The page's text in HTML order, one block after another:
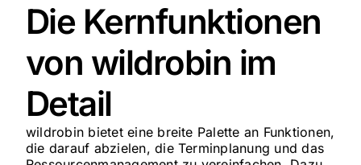
Die Kernfunktionen
von wildrobin im
Detail
wildrobin bietet eine breite Palette an Funktionen,
die darauf abzielen, die Terminplanung und das